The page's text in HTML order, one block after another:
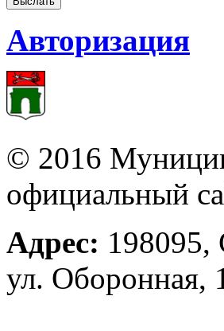
Авторизация
© 2016
официальный
Адрес: 198095,
ул. Оборонная,